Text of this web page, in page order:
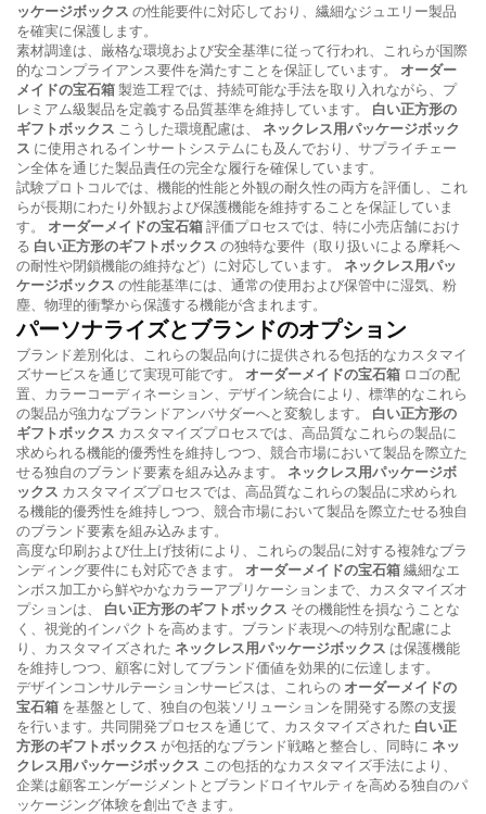
ッケージボックス の性能要件に対応しており、繊細なジュエリー製品
を確実に保護します。
素材調達は、厳格な環境および安全基準に従って行われ、これらが国際
的なコンプライアンス要件を満たすことを保証しています。 オーダー
メイドの宝石箱製造工程では、持続可能な手法を取り入れながら、プ
レミアム級製品を定義する品質基準を維持しています。 白い正方形の
ギフトボックス こうした環境配慮は、 ネックレス用パッケージボック
ス に使用されるインサートシステムにも及んでおり、サプライチェー
ン全体を通じた製品責任の完全な履行を確保しています。
試験プロトコルでは、機能的性能と外観の耐久性の両方を評価し、これ
らが長期にわたり外観および保護機能を維持することを保証していま
す。 オーダーメイドの宝石箱評価プロセスでは、特に小売店舗におけ
る 白い正方形のギフトボックス の独特な要件（取り扱いによる摩耗へ
の耐性や閉鎖機能の維持など）に対応しています。 ネックレス用パッ
ケージボックス の性能基準には、通常の使用および保管中に湿気、粉
塵、物理的衝撃から保護する機能が含まれます。
パーソナライズとブランドのオプション
ブランド差別化は、これらの製品向けに提供される包括的なカスタマイ
ズサービスを通じて実現可能です。 オーダーメイドの宝石箱 ロゴの配
置、カラーコーディネーション、デザイン統合により、標準的なこれら
の製品が強力なブランドアンバサダーへと変貌します。 白い正方形の
ギフトボックス カスタマイズプロセスでは、高品質なこれらの製品に
求められる機能的優秀性を維持しつつ、競合市場において製品を際立た
せる独自のブランド要素を組み込みます。 ネックレス用パッケージボ
ックス カスタマイズプロセスでは、高品質なこれらの製品に求められ
る機能的優秀性を維持しつつ、競合市場において製品を際立たせる独自
のブランド要素を組み込みます。
高度な印刷および仕上げ技術により、これらの製品に対する複雑なブラ
ンディング要件にも対応できます。 オーダーメイドの宝石箱繊細なエ
ンボス加工から鮮やかなカラーアプリケーションまで、カスタマイズオ
プションは、 白い正方形のギフトボックス その機能性を損なうことな
く、視覚的インパクトを高めます。ブランド表現への特別な配慮によ
り、カスタマイズされた ネックレス用パッケージボックス は保護機能
を維持しつつ、顧客に対してブランド価値を効果的に伝達します。
デザインコンサルテーションサービスは、これらの オーダーメイドの
宝石箱 を基盤として、独自の包装ソリューションを開発する際の支援
を行います。共同開発プロセスを通じて、カスタマイズされた 白い正
方形のギフトボックス が包括的なブランド戦略と整合し、同時に ネッ
クレス用パッケージボックス この包括的なカスタマイズ手法により、
企業は顧客エンゲージメントとブランドロイヤルティを高める独自のパ
ッケージング体験を創出できます。